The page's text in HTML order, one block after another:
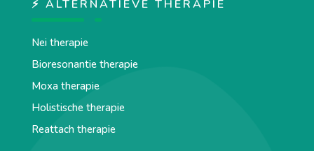
⚡ ALTERNATIEVE THERAPIE
Nei therapie
Bioresonantie therapie
Moxa therapie
Holistische therapie
Reattach therapie